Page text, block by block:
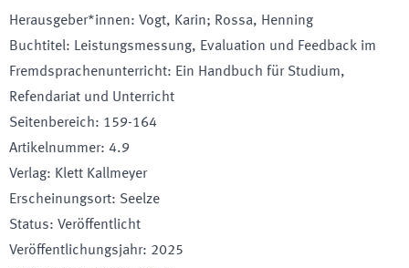
Herausgeber*innen: Vogt, Karin; Rossa, Henning
Buchtitel: Leistungsmessung, Evaluation und Feedback im
Fremdsprachenunterricht: Ein Handbuch für Studium,
Refendariat und Unterricht
Seitenbereich: 159-164
Artikelnummer: 4.9
Verlag: Klett Kallmeyer
Erscheinungsort: Seelze
Status: Veröffentlicht
Veröffentlichungsjahr: 2025